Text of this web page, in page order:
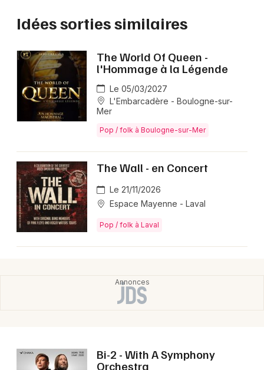
Idées sorties similaires
The World Of Queen -
l'Hommage à la Légende
Le 05/03/2027
L'Embarcadère - Boulogne-sur-
Mer
Pop / folk à Boulogne-sur-Mer
The Wall - en Concert
Le 21/11/2026
Espace Mayenne - Laval
Pop / folk à Laval
Bi-2 - With A Symphony
Orchestra